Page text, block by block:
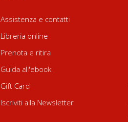
Assistenza e contatti
Libreria online
Prenota e ritira
Guida all'ebook
Gift Card
Iscriviti alla Newsletter